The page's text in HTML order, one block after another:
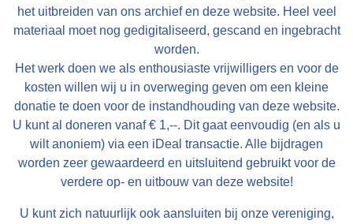
het uitbreiden van ons archief en deze website. Heel veel
materiaal moet nog gedigitaliseerd, gescand en ingebracht
worden.
Het werk doen we als enthousiaste vrijwilligers en voor de
kosten willen wij u in overweging geven om een kleine
donatie te doen voor de instandhouding van deze website.
U kunt al doneren vanaf € 1,--. Dit gaat eenvoudig (en als u
wilt anoniem) via een iDeal transactie. Alle bijdragen
worden zeer gewaardeerd en uitsluitend gebruikt voor de
verdere op- en uitbouw van deze website!
U kunt zich natuurlijk ook aansluiten bij onze vereniging,